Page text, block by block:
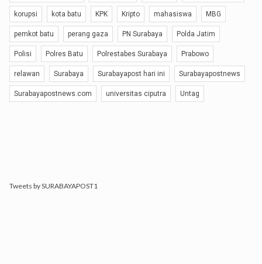
korupsi kota batu KPK Kripto mahasiswa MBG
pemkot batu perang gaza PN Surabaya Polda Jatim
Polisi Polres Batu Polrestabes Surabaya Prabowo
relawan Surabaya Surabayapost hari ini Surabayapostnews
Surabayapostnews.com universitas ciputra Untag
Tweets by SURABAYAPOST1